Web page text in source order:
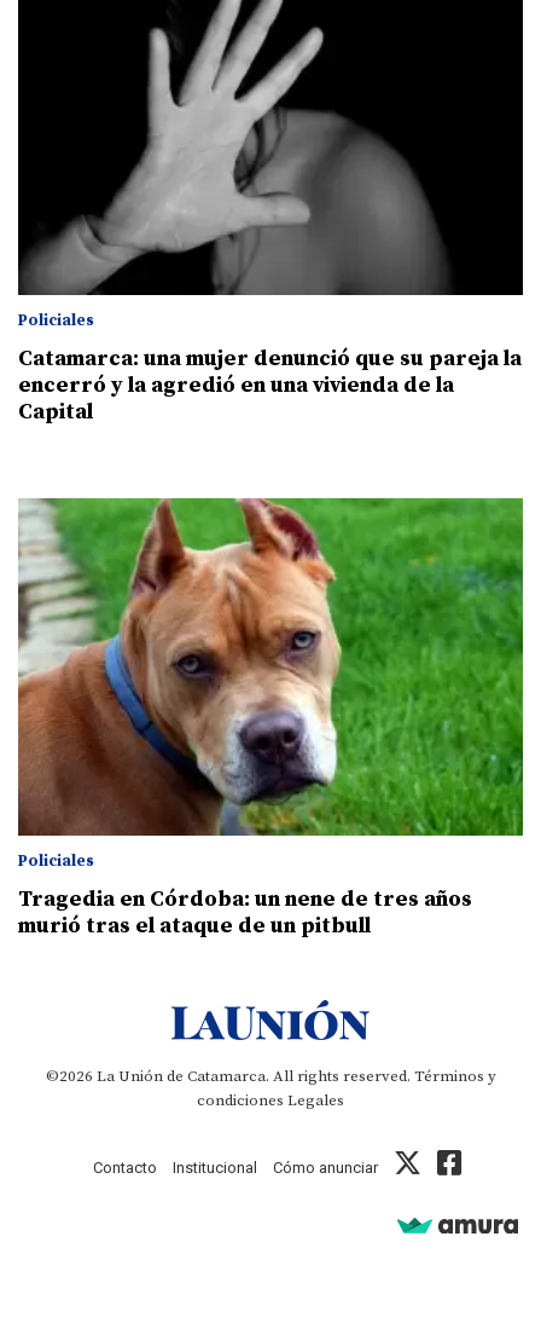
Policiales
Catamarca: una mujer denunció que su pareja la
encerró y la agredió en una vivienda de la
Capital
Policiales
Tragedia en Córdoba: un nene de tres años
murió tras el ataque de un pitbull
©2026 La Unión de Catamarca. All rights reserved. Términos y
condiciones Legales
Contacto Institucional Cómo anunciar